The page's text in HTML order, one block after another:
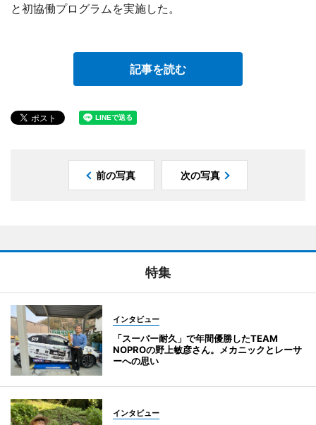
と初協働プログラムを実施した。
記事を読む
前の写真 次の写真
特集
インタビュー
「スーパー耐久」で年間優勝したTEAM
NOPROの野上敏彦さん。メカニックとレーサ
ーへの思い
インタビュー